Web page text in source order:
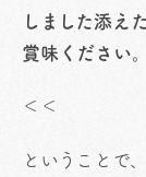
しました添え
賞味ください。
＜＜
ということで